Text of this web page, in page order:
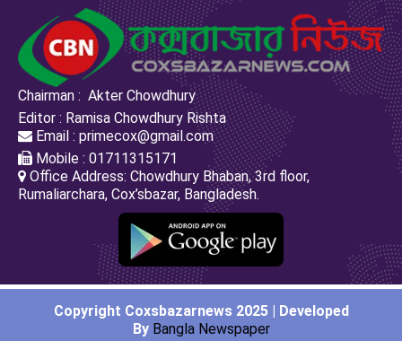
Chairman : Akter Chowdhury
Editor : Ramisa Chowdhury Rishta
Email : primecox@gmail.com
Mobile : 01711315171
Office Address: Chowdhury Bhaban, 3rd floor,
Rumaliarchara, Cox’sbazar, Bangladesh.
Copyright Coxsbazarnews 2025 | Developed
By Bangla Newspaper